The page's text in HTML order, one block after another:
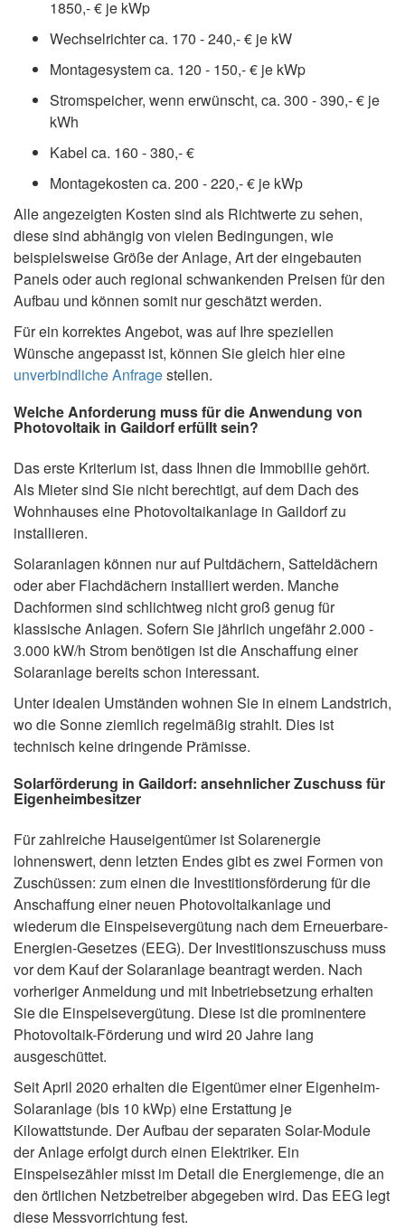
1850,- € je kWp
Wechselrichter ca. 170 - 240,- € je kW
Montagesystem ca. 120 - 150,- € je kWp
Stromspeicher, wenn erwünscht, ca. 300 - 390,- € je
kWh
Kabel ca. 160 - 380,- €
Montagekosten ca. 200 - 220,- € je kWp
Alle angezeigten Kosten sind als Richtwerte zu sehen,
diese sind abhängig von vielen Bedingungen, wie
beispielsweise Größe der Anlage, Art der eingebauten
Panels oder auch regional schwankenden Preisen für den
Aufbau und können somit nur geschätzt werden.
Für ein korrektes Angebot, was auf Ihre speziellen
Wünsche angepasst ist, können Sie gleich hier eine
unverbindliche Anfragestellen.
Welche Anforderung muss für die Anwendung von
Photovoltaik in Gaildorf erfüllt sein?
Das erste Kriterium ist, dass Ihnen die Immobilie gehört.
Als Mieter sind Sie nicht berechtigt, auf dem Dach des
Wohnhauses eine Photovoltaikanlage in Gaildorf zu
installieren.
Solaranlagen können nur auf Pultdächern, Satteldächern
oder aber Flachdächern installiert werden. Manche
Dachformen sind schlichtweg nicht groß genug für
klassische Anlagen. Sofern Sie jährlich ungefähr 2.000 -
3.000 kW/h Strom benötigen ist die Anschaffung einer
Solaranlage bereits schon interessant.
Unter idealen Umständen wohnen Sie in einem Landstrich,
wo die Sonne ziemlich regelmäßig strahlt. Dies ist
technisch keine dringende Prämisse.
Solarförderung in Gaildorf: ansehnlicher Zuschuss für
Eigenheimbesitzer
Für zahlreiche Hauseigentümer ist Solarenergie
lohnenswert, denn letzten Endes gibt es zwei Formen von
Zuschüssen: zum einen die Investitionsförderung für die
Anschaffung einer neuen Photovoltaikanlage und
wiederum die Einspeisevergütung nach dem Erneuerbare-
Energien-Gesetzes (EEG). Der Investitionszuschuss muss
vor dem Kauf der Solaranlage beantragt werden. Nach
vorheriger Anmeldung und mit Inbetriebsetzung erhalten
Sie die Einspeisevergütung. Diese ist die prominentere
Photovoltaik-Förderung und wird 20 Jahre lang
ausgeschüttet.
Seit April 2020 erhalten die Eigentümer einer Eigenheim-
Solaranlage (bis 10 kWp) eine Erstattung je
Kilowattstunde. Der Aufbau der separaten Solar-Module
der Anlage erfolgt durch einen Elektriker. Ein
Einspeisezähler misst im Detail die Energiemenge, die an
den örtlichen Netzbetreiber abgegeben wird. Das EEG legt
diese Messvorrichtung fest.